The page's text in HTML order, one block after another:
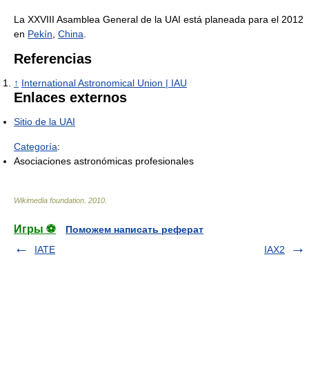
La XXVIII Asamblea General de la UAI está planeada para el 2012
en Pekín, China.
Referencias
↑ International Astronomical Union | IAU
Enlaces externos
Sitio de la UAI
Categoría:
Asociaciones astronómicas profesionales
Wikimedia foundation 2010
Игры ⚽
Поможем написать реферат
IATE
IAX2